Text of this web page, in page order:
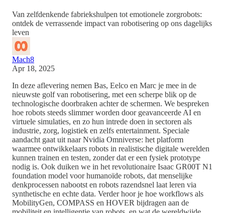
Van zelfdenkende fabriekshulpen tot emotionele zorgrobots:
ontdek de verrassende impact van robotisering op ons dagelijks
leven
Mach8
Apr 18, 2025
In deze aflevering nemen Bas, Eelco en Marc je mee in de
nieuwste golf van robotisering, met een scherpe blik op de
technologische doorbraken achter de schermen. We bespreken
hoe robots steeds slimmer worden door geavanceerde AI en
virtuele simulaties, en zo hun intrede doen in sectoren als
industrie, zorg, logistiek en zelfs entertainment. Speciale
aandacht gaat uit naar Nvidia Omniverse: het platform
waarmee ontwikkelaars robots in realistische digitale werelden
kunnen trainen en testen, zonder dat er een fysiek prototype
nodig is. Ook duiken we in het revolutionaire Isaac GR00T N1
foundation model voor humanoïde robots, dat menselijke
denkprocessen nabootst en robots razendsnel laat leren via
synthetische en echte data. Verder hoor je hoe workflows als
MobilityGen, COMPASS en HOVER bijdragen aan de